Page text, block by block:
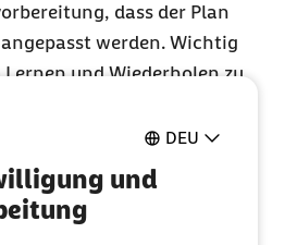
DEU
und
dass der Plan
werden. Wichtig
und Wiederholen zu
Stress vermeiden.
im Studium, die Menge an
Erarbeiten anders als